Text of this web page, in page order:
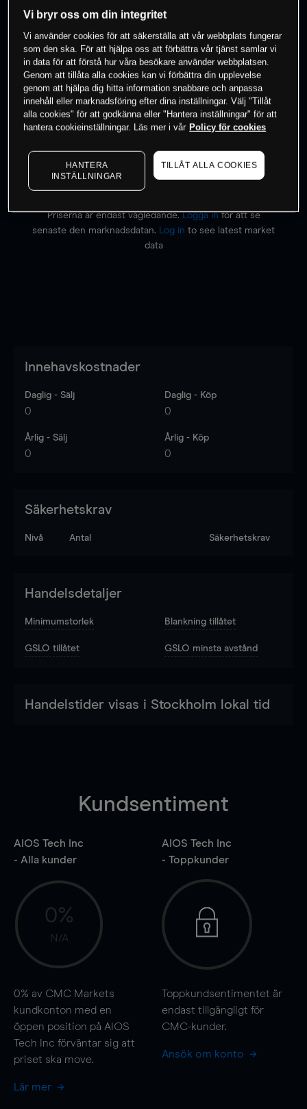
0% av kunderna har en position i detta
instrument
Börja handla
Priserna är endast vägledande.Logga inför att se
senaste den marknadsdatan.
Log in to see latest market
data
Innehavskostnader
Daglig - Sälj
0
Daglig - Köp
0
Årlig - Sälj
0
Årlig - Köp
0
Säkerhetskrav
Nivå Antal Säkerhetskrav
Handelsdetaljer
Minimumstorlek Blankning tillåtet
GSLO tillåtet GSLO minsta avstånd
Handelstider visas i Stockholm lokal tid
Kundsentiment
AIOS Tech Inc
- Alla kunder
0%
N/A
0% av CMC Markets
kundkonton med en
öppen position på AIOS
Tech Inc förväntar sig att
priset ska move.
Lär mer
AIOS Tech Inc
- Toppkunder
Toppkundsentimentet är
endast tillgängligt för
CMC-kunder.
Ansök om konto
Vi bryr oss om din integritet
Vi använder cookies för att säkerställa att vår webbplats fungerar
som den ska. För att hjälpa oss att förbättra vår tjänst samlar vi
in data för att förstå hur våra besökare använder webbplatsen.
Genom att tillåta alla cookies kan vi förbättra din upplevelse
genom att hjälpa dig hitta information snabbare och anpassa
innehåll eller marknadsföring efter dina inställningar. Välj "Tillåt
alla cookies" för att godkänna eller "Hantera inställningar" för att
hantera cookieinställningar. Läs mer i vår Policy för cookies
HANTERA
INSTÄLLNINGAR
TILLÅT ALLA COOKIES